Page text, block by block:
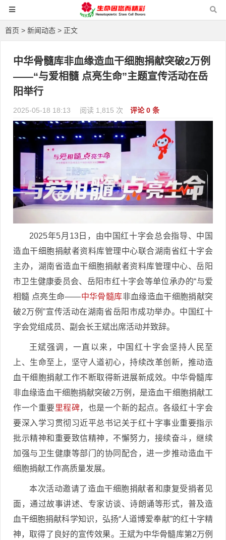
首页 > 新闻动态 > 正文
中华骨髓库非血缘造血干细胞捐献突破2万例
——“与爱相髓 点亮生命”主题宣传活动在岳
阳举行
2025-05-18 18:13 阅读 1,815 次 评论 0 条
2025年5月13日，由中国红十字会总会指导、中国
造血干细胞捐献者资料库管理中心联合湖南省红十字会
主办，湖南省造血干细胞捐献者资料库管理中心、岳阳
市卫生健康委员会、岳阳市红十字会等单位承办的“与爱
相髓 点亮生命——中华骨髓库非血缘造血干细胞捐献突
破2万例”宣传活动在湖南省岳阳市成功举办。中国红十
字会党组成员、副会长王斌出席活动并致辞。
王斌强调，一直以来，中国红十字会坚持人民至
上、生命至上，坚守人道初心，持续改革创新，推动造
血干细胞捐献工作不断取得新进展新成效。中华骨髓库
非血缘造血干细胞捐献突破2万例，是造血干细胞捐献工
作一个重要里程碑，也是一个新的起点。各级红十字会
要深入学习贯彻习近平总书记关于红十字事业重要指示
批示精神和重要致信精神，不懈努力，接续奋斗，继续
加强与卫生健康等部门的协同配合，进一步推动造血干
细胞捐献工作高质量发展。
本次活动邀请了造血干细胞捐献者和康复受捐者见
面，通过故事讲述、专家访谈、诗朗诵等形式，普及造
血干细胞捐献科学知识，弘扬“人道博爱奉献”的红十字精
神，取得了良好的宣传效果。王斌为中华骨髓库第2万例